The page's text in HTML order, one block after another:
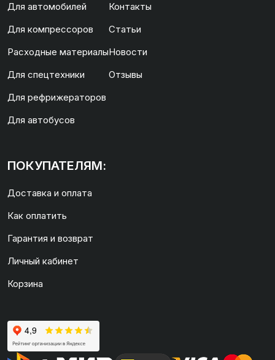
Для автомобилей
Для компрессоров
Расходные материалы
Для спецтехники
Для рефрижераторов
Для автобусов
Контакты
Статьи
Новости
Отзывы
ПОКУПАТЕЛЯМ:
Доставка и оплата
Как оплатить
Гарантия и возврат
Личный кабинет
Корзина